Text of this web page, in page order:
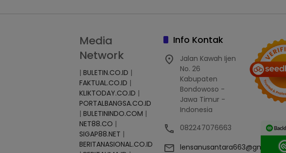
Media
Network
| BULETIN.CO.ID |
FAKTUAL.CO.ID |
KLIKTODAY.CO.ID |
PORTALBANGSA.CO.ID
| BULETININDO.COM |
NET88.CO |
SIGAP88.NET |
BERITANASIONAL.CO.ID
Info Kontak
Jalan Kawah Ijen
No. 26
Kabupaten
Bondowoso -
Jawa Timur -
Indonesia
082247076663